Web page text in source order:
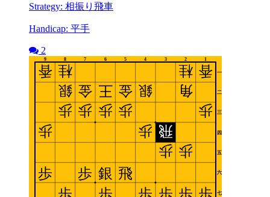
Strategy: 相振り飛車
Handicap: 平手
2